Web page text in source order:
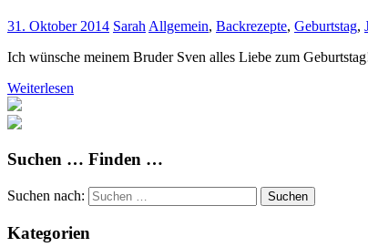
31. Oktober 2014 Sarah Allgemein, Backrezepte, Geburtstag,
Ich wünsche meinem Bruder Sven alles Liebe zum
Weiterlesen
Suchen … Finden …
Suchen nach: Suchen
Kategorien